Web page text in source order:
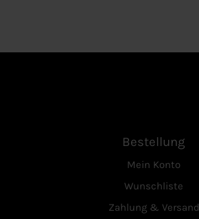
Bestellung
Mein Konto
Wunschliste
Zahlung & Versand